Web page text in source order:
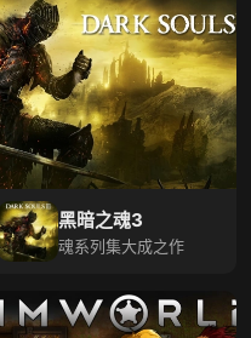
黑暗之魂3
魂系列集大成之作